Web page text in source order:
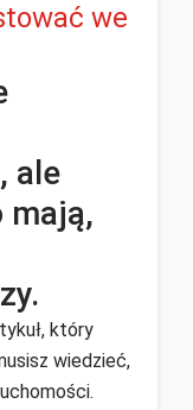
we
ale
mają,
który
wiedzieć,